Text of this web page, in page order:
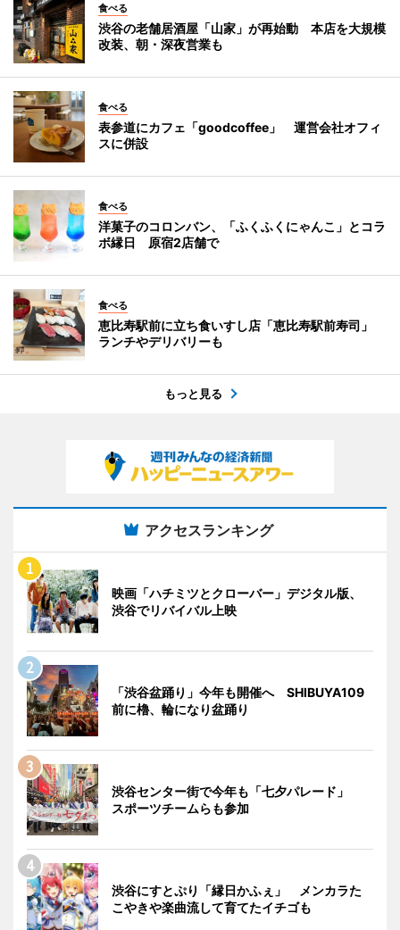
食べる
渋谷の老舗居酒屋「山家」が再始動 本店を大規模
改装、朝・深夜営業も
食べる
表参道にカフェ「goodcoffee」 運営会社オフィ
スに併設
食べる
洋菓子のコロンバン、「ふくふくにゃんこ」とコラ
ボ縁日 原宿2店舗で
食べる
恵比寿駅前に立ち食いすし店「恵比寿駅前寿司」
ランチやデリバリーも
もっと見る
アクセスランキング
映画「ハチミツとクローバー」デジタル版、
渋谷でリバイバル上映
「渋谷盆踊り」今年も開催へ SHIBUYA109
前に櫓、輪になり盆踊り
渋谷センター街で今年も「七夕パレード」
スポーツチームらも参加
渋谷にすとぷり「縁日かふぇ」 メンカラた
こやきや楽曲流して育てたイチゴも